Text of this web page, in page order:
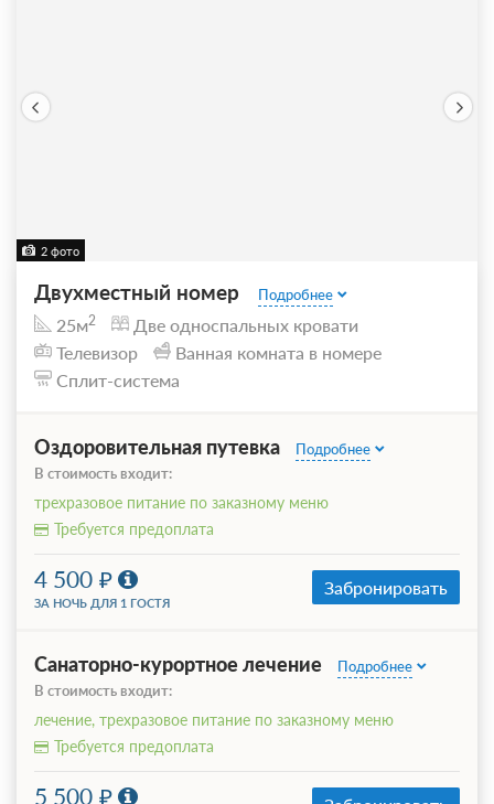
2 фото
Двухместный номер Подробнее
25м2
Две односпальных кровати
Телевизор
Ванная комната в номере
Сплит-система
Оздоровительная путевка
Подробнее
В стоимость входит:
трехразовое питание по заказному меню
Требуется предоплата
4 500
ЗА НОЧЬ ДЛЯ 1 ГОСТЯ
Забронировать
Санаторно-курортное лечение
Подробнее
В стоимость входит:
лечение, трехразовое питание по заказному меню
Требуется предоплата
5 500